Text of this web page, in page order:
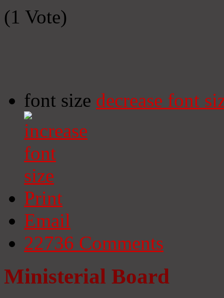
(1 Vote)
font size decrease font
Print
Email
22736 Comments
Ministerial Board